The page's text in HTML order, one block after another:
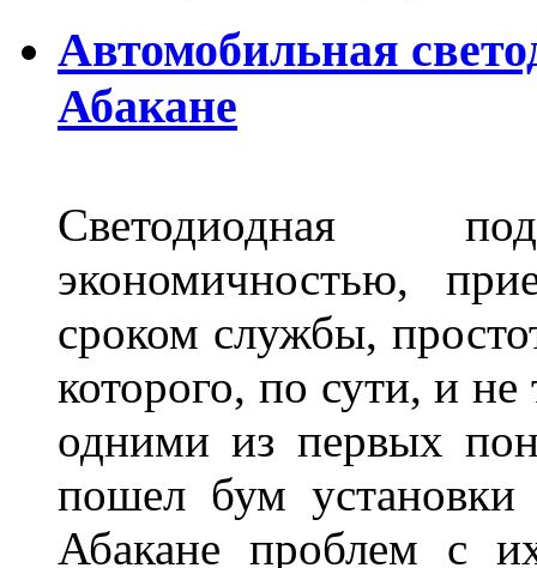
Автомобильная
Абакане
Светодиодная
экономичностью,
сроком службы,
которого, по сути, и
одними из первых
пошел бум установки
Абакане проблем с